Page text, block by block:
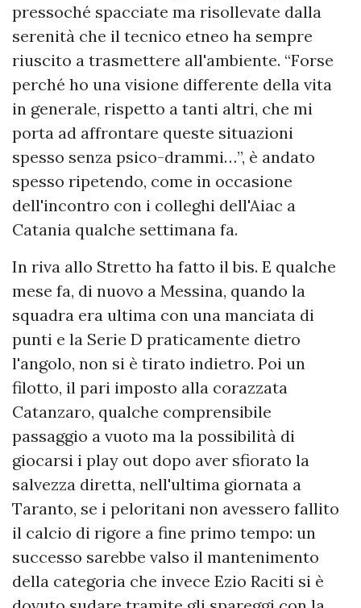
pressoché spacciate ma risollevate dalla
serenità che il tecnico etneo ha sempre
riuscito a trasmettere all'ambiente. “Forse
perché ho una visione differente della vita
in generale, rispetto a tanti altri, che mi
porta ad affrontare queste situazioni
spesso senza psico-drammi…”, è andato
spesso ripetendo, come in occasione
dell'incontro con i colleghi dell'Aiac a
Catania qualche settimana fa.
In riva allo Stretto ha fatto il bis. E qualche
mese fa, di nuovo a Messina, quando la
squadra era ultima con una manciata di
punti e la Serie D praticamente dietro
l'angolo, non si è tirato indietro. Poi un
filotto, il pari imposto alla corazzata
Catanzaro, qualche comprensibile
passaggio a vuoto ma la possibilità di
giocarsi i play out dopo aver sfiorato la
salvezza diretta, nell'ultima giornata a
Taranto, se i peloritani non avessero fallito
il calcio di rigore a fine primo tempo: un
successo sarebbe valso il mantenimento
della categoria che invece Ezio Raciti si è